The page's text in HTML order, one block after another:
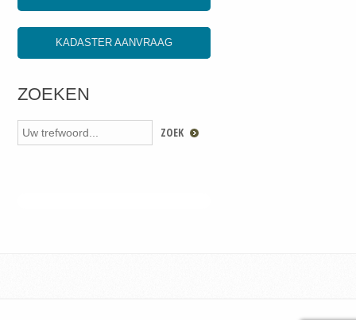
KADASTER AANVRAAG
ZOEKEN